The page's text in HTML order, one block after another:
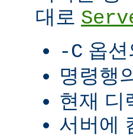
대로
-C 옵션
명령행
현재 디
서버에